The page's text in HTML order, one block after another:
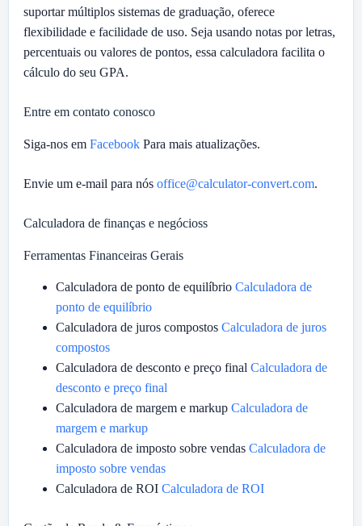
suportar múltiplos sistemas de graduação, oferece
flexibilidade e facilidade de uso. Seja usando notas por letras,
percentuais ou valores de pontos, essa calculadora facilita o
cálculo do seu GPA.
Entre em contato conosco
Siga-nos em Facebook Para mais atualizações.
Envie um e-mail para nós office@calculator-convert.com.
Calculadora de finanças e negócioss
Ferramentas Financeiras Gerais
Calculadora de ponto de equilíbrio Calculadora de
ponto de equilíbrio
Calculadora de juros compostos Calculadora de juros
compostos
Calculadora de desconto e preço final Calculadora de
desconto e preço final
Calculadora de margem e markup Calculadora de
margem e markup
Calculadora de imposto sobre vendas Calculadora de
imposto sobre vendas
Calculadora de ROI Calculadora de ROI